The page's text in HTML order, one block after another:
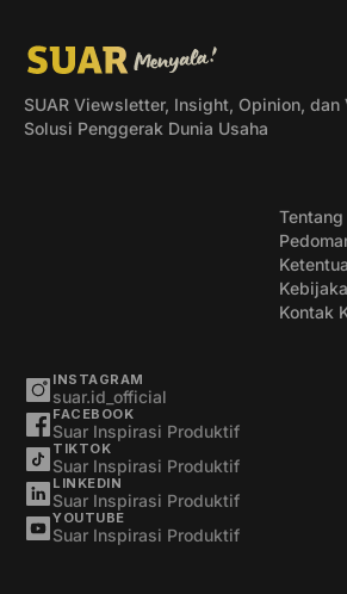
SUAR Viewsletter, Insight, Opinion,
Solusi Penggerak Dunia Usaha
Tentang
Kontak
INSTAGRAM
suar.id_official
FACEBOOK
Suar Inspirasi Produktif
TIKTOK
Suar Inspirasi Produktif
LINKEDIN
Suar Inspirasi Produktif
YOUTUBE
Suar Inspirasi Produktif